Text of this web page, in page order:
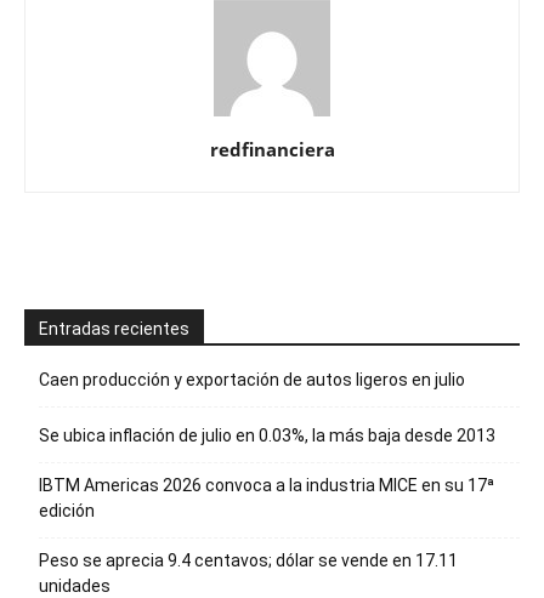
redfinanciera
Entradas recientes
Caen producción y exportación de autos ligeros en julio
Se ubica inflación de julio en 0.03%, la más baja desde 2013
IBTM Americas 2026 convoca a la industria MICE en su 17ª
edición
Peso se aprecia 9.4 centavos; dólar se vende en 17.11
unidades